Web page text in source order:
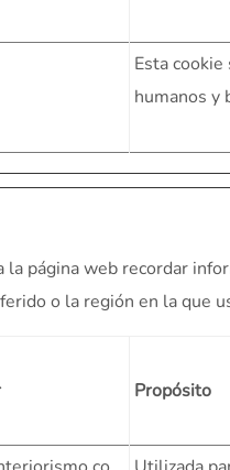
Esta
humanos y
página web recordar
o la región en la que
Propósito